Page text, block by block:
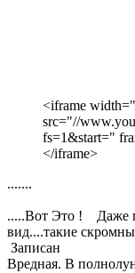
<iframe
src="//
fs=1&start="
</iframe>
.......
.....Вот Это ! Даже
вид....такие
Записан
Вредная. В